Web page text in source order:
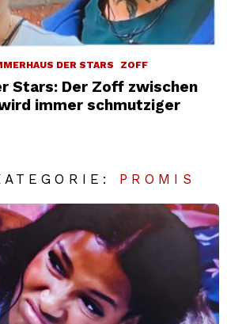
DER STARS ZOFF
Stars: Der Zoff zwischen
immer schmutziger
PROMIS